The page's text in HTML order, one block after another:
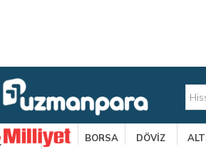
BORSA DÖVİZ